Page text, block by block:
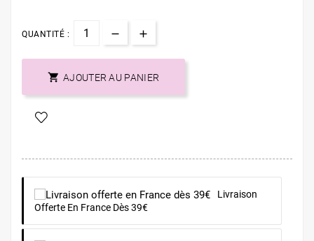
QUANTITÉ :
 AJOUTER AU PANIER
Livraison
Offerte En France Dès 39€